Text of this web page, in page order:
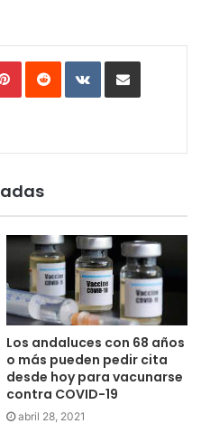
PinterestReddit VKontakteCompartir por correo
Los andaluces con 68 años
o más pueden pedir cita
desde hoy para vacunarse
contra COVID-19
abril 28, 2021